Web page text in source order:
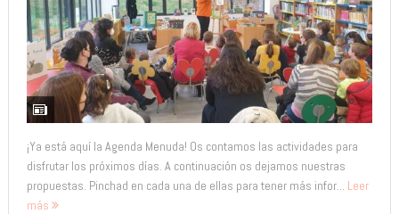
¡Ya está aquí la Agenda Menuda! Os contamos las actividades para
disfrutar los próximos días. A continuación os dejamos nuestras
propuestas. Pinchad en cada una de ellas para tener más infor... Leer
más